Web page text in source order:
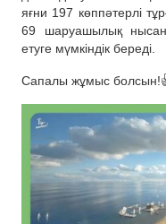
яғни 197 көппәтерлі
69 шаруашылық
етуге мүмкіндік береді.
Сапалы жұмыс